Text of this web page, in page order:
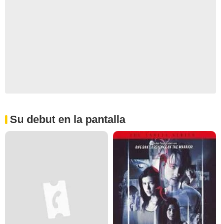
Su debut en la pantalla